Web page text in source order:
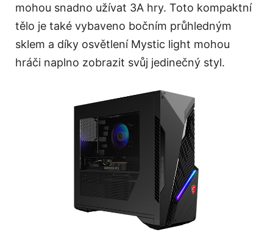
mohou snadno užívat 3A hry. Toto kompaktní
tělo je také vybaveno bočním průhledným
sklem a díky osvětlení Mystic light mohou
hráči naplno zobrazit svůj jedinečný styl.